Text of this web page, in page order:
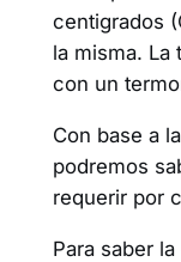
centigrados
la misma. La
con un
Con base a
podremos
requerir por
Para saber